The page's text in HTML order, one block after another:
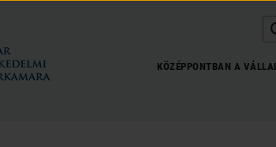
KÖZÉPPONTBAN A